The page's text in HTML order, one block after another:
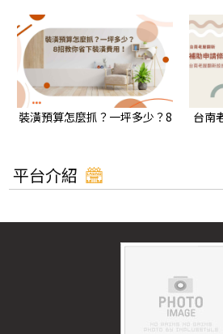
點！
裝潢預算怎麼抓？一坪多少？8
台南
平台介紹